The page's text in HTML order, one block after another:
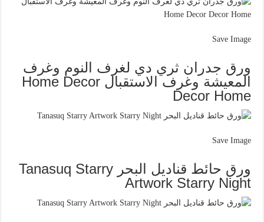
Save Image
ورق جدران ثري دي لغرف النوم وغرف
المعيشة وغرف الاستقبال Home Decor
Decor Home
Save Image
ورق حائط قناديل البحر Tanasuq Starry
Artwork Starry Night